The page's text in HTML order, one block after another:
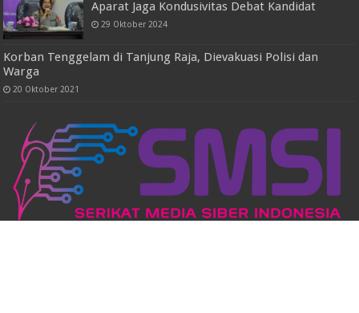
Aparat Jaga Kondusivitas Debat Kandidat
29 Oktober 2024
Korban Tenggelam di Tanjung Raja, Dievakuasi Polisi dan
Warga
20 Oktober 2021